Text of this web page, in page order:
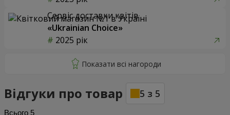
Сервіс доставки квітів
«Ukrainian Choice»
2025 рік
Відгуки про товар 5 з 5
Всього 5